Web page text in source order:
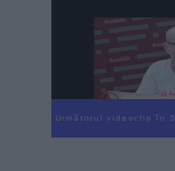
Următorul videoclip în 4